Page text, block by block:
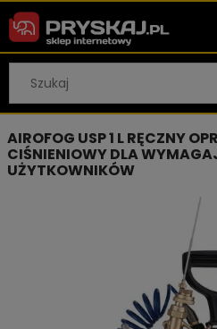
AIROFOG USP 1 L RĘCZNY
CIŚNIENIOWY DLA
UŻYTKOWNIKÓW